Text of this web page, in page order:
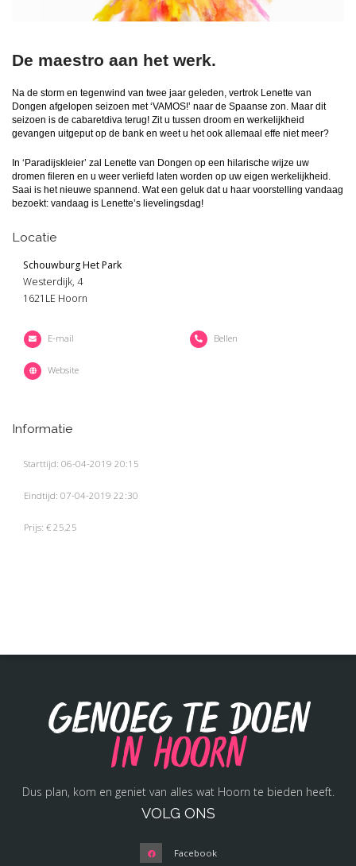
De maestro aan het werk.
Na de storm en tegenwind van twee jaar geleden, vertrok Lenette van
Dongen afgelopen seizoen met ‘VAMOS!’ naar de Spaanse zon. Maar dit
seizoen is de cabaretdiva terug! Zit u tussen droom en werkelijkheid
gevangen uitgeput op de bank en weet u het ook allemaal effe niet meer?
In ‘Paradijskleier’ zal Lenette van Dongen op een hilarische wijze uw
dromen fileren en u weer verliefd laten worden op uw eigen werkelijkheid.
Saai is het nieuwe spannend. Wat een geluk dat u haar voorstelling vandaag
bezoekt: vandaag is Lenette’s lievelingsdag!
Locatie
Schouwburg Het Park
Westerdijk, 4
1621LE Hoorn
E-mail Bellen
Website
Informatie
Starttijd: 06-04-2019 20:15
Eindtijd: 07-04-2019 22:30
Prijs: € 25,25
Genoeg te doen
in Hoorn
Dus plan, kom en geniet van alles wat Hoorn te bieden heeft.
VOLG ONS
Facebook